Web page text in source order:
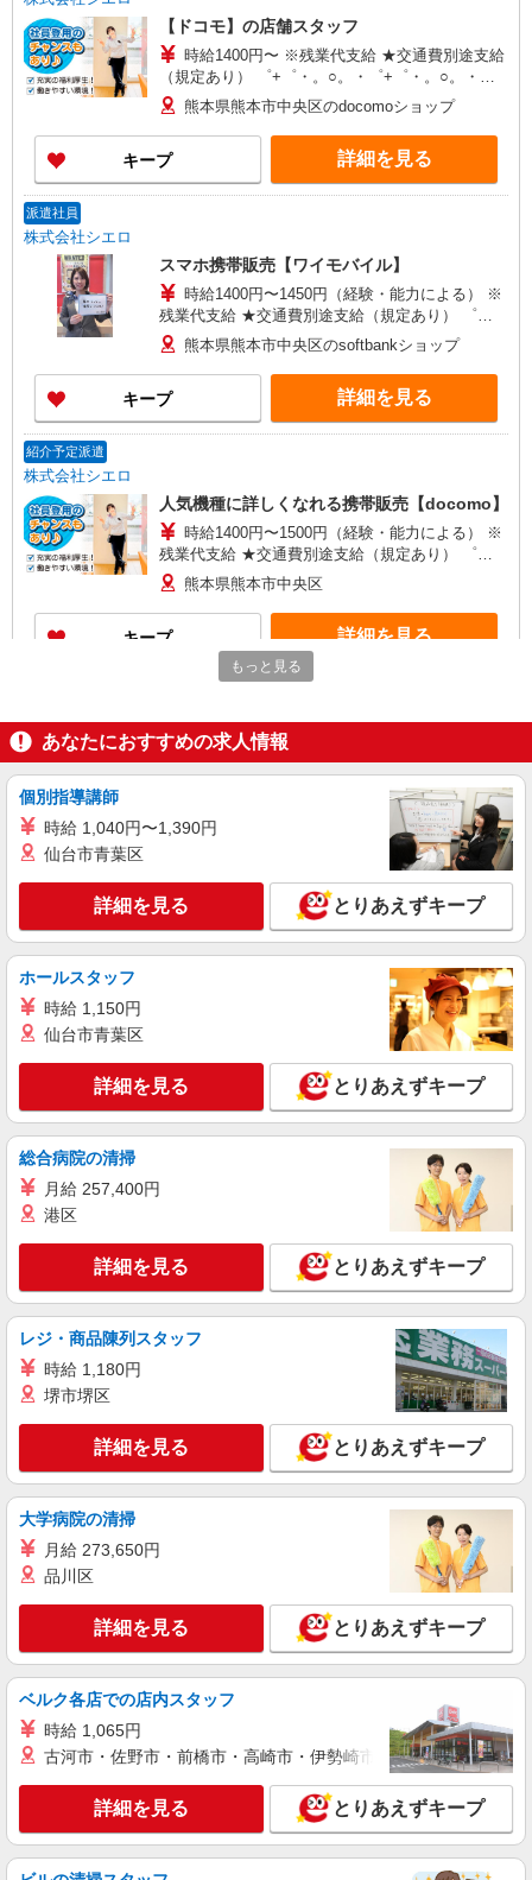
【ドコモ】の店舗スタッフ
時給1400円〜 ※残業代支給 ★交通費別途支給
（規定あり） ゜+゜・。○。・゜+゜・。○。・゜
+゜ 入社祝い金10万円支給(規定有) お友達を紹介
頂くと, インセンティブ支給(規定有) ★月2回払
い・週払い可能（規程有）★ ゜・。○。・゜
+゜・。○。・゜+゜
熊本県熊本市中央区のdocomoショップ
キープ 詳細を見る
派遣社員
株式会社シエロ
スマホ携帯販売【ワイモバイル】
時給1400円〜1450円（経験・能力による） ※
残業代支給 ★交通費別途支給（規定あり） ゜
+゜・。○。・゜+゜・。○。・゜+゜ 入社祝い金10
万円支給(規定有) お友達を紹介頂くと, インセンテ
ィブ支給(規定有) ★月2回払い・週払い可能（規程
有）★ ゜・。○。・゜+゜・。○。・゜+゜
熊本県熊本市中央区のsoftbankショップ
キープ 詳細を見る
紹介予定派遣
株式会社シエロ
人気機種に詳しくなれる携帯販売【docomo】
時給1400円〜1500円（経験・能力による） ※
残業代支給 ★交通費別途支給（規定あり） ゜
+゜・。○。・゜+゜・。○。・゜+゜ 入社祝い金10
万円支給(規定有) お友達を紹介頂くと, インセンテ
ィブ支給(規定有) ★月2回払い・週払い可能（規程
有）★ ゜・。○。・゜+゜・。○。・゜+゜
熊本県熊本市中央区
キープ 詳細を見る
【au】の携帯販売スタッフ
時給1250円〜 ※残業代支給 ★交通費別途支給
+゜ 入社祝い金10万円支給(規定有) お友達を紹介
頂くと, インセンティブ支給(規定有) ★月2回払
い・週払い可能（規程有）★ ゜・。○。・゜
+゜・。○。・゜+゜
熊本県熊本市中央区のauショップ
詳細を見る
紹介予定派遣
株式会社シエロ
人気機種に詳しくなれる携帯販売【au】
月給259200円〜300000円（経験・能力によ
る） ※残業手当別途支給 ※研修期間6か月・時給
1500円〜 ★交通費別途支給（規定あり） ゜
+゜・。○。・゜+゜・。○。・゜+゜ 入社祝い金10
万円支給(規定有) お友達を紹介頂くと, インセンテ
ィブ支給(規定有) ゜・。○。・゜+゜・。○。・゜
+゜
熊本県熊本市中央区の家電量販店
キープ 詳細を見る
紹介予定派遣
株式会社シエロ
時給1400円〜1450円（経験・能力による） ※
残業代支給 ★交通費別途支給（規定あり） ゜
+゜・。○。・゜+゜・。○。・゜+゜ 入社祝い金10
万円支給(規定有) お友達を紹介頂くと, インセンテ
ィブ支給(規定有) ★月2回払い・週払い可能（規程
有）★ ゜・。○。・゜+゜・。○。・゜+゜
熊本県熊本市中央区の家電量販店
詳細を見る
紹介予定派遣
携帯販売スタッフ【Y!mobile】
時給1400円〜1450円（経験・能力による） ※
残業代支給 ★交通費別途支給（規定あり） ゜
+゜・。○。・゜+゜・。○。・゜+゜ 入社祝い金10
有）★ ゜・。○。・゜+゜・。○。・゜+゜
詳細を見る
株式会社シエロ
【au】の携帯販売スタッフ
時給1250円〜 ※残業代支給 ★交通費別途支給
（規定あり） ゜+゜・。○。・゜+゜・。○。・゜
+゜ 入社祝い金10万円支給(規定有) お友達を紹介
頂くと, インセンティブ支給(規定有) ★月2回払
い・週払い可能（規程有）★ ゜・。○。・゜
+゜・。○。・゜+゜
熊本県熊本市中央区のauショップ
キープ 詳細を見る
もっと見る
あなたにおすすめの求人情報
個別指導講師
時給 1,040円〜1,390円
仙台市青葉区
詳細を見る とりあえずキープ
ホールスタッフ
時給 1,150円
仙台市青葉区
詳細を見る とりあえずキープ
総合病院の清掃
月給 257,400円
港区
詳細を見る とりあえずキープ
レジ・商品陳列スタッフ
時給 1,180円
堺市堺区
詳細を見る とりあえずキープ
大学病院の清掃
月給 273,650円
品川区
詳細を見る とりあえずキープ
ベルク各店での店内スタッフ
時給 1,065円
古河市・佐野市・前橋市・高崎市・伊勢崎市・太田市・館林市
詳細を見る とりあえずキープ